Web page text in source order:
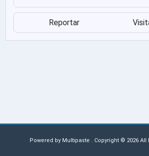
Reportar
Powered by Multipaste . Copyright © 2026 All